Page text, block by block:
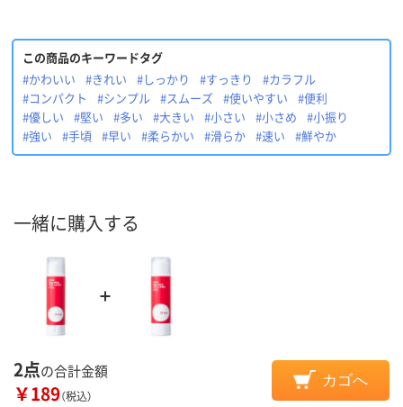
この商品のキーワードタグ
#かわいい
#きれい #しっかり #すっきり
#カラフル
#コンパクト
#シンプル #スムーズ #使いやすい
#便利
#優しい
#堅い #多い #大きい #小さい #小さめ
#小振り
#強い
#手頃 #早い #柔らかい #滑らか #速い #鮮やか
一緒に購入する
2点の合計金額
￥189（税込）
カゴへ